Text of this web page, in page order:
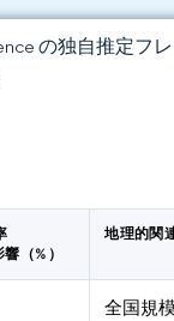
の独自推定フ
（%）
地理的関
全国規